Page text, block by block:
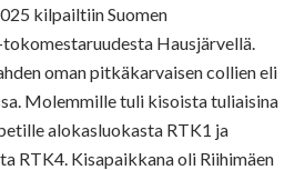
kilpailtiin Suomen
Hausjärvellä.
oman pitkäkarvaisen collien eli
Molemmille tuli kisoista tuliaisina
alokasluokasta RTK1 ja
RTK4. Kisapaikkana oli Riihimäen